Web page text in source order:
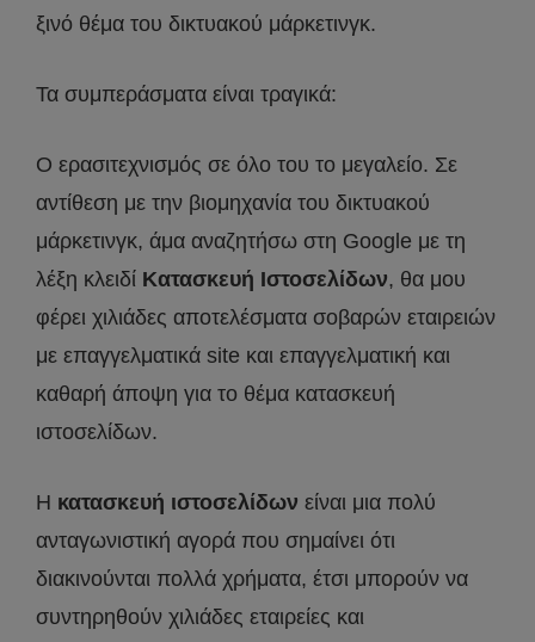
ξινό θέμα του δικτυακού μάρκετινγκ.
Τα συμπεράσματα είναι τραγικά:
Ο ερασιτεχνισμός σε όλο του το μεγαλείο. Σε
αντίθεση με την βιομηχανία του δικτυακού
μάρκετινγκ, άμα αναζητήσω στη Google με τη
λέξη κλειδί Κατασκευή Ιστοσελίδων, θα μου
φέρει χιλιάδες αποτελέσματα σοβαρών εταιρειών
με επαγγελματικά site και επαγγελματική και
καθαρή άποψη για το θέμα κατασκευή
ιστοσελίδων.
Η κατασκευή ιστοσελίδων είναι μια πολύ
ανταγωνιστική αγορά που σημαίνει ότι
διακινούνται πολλά χρήματα, έτσι μπορούν να
συντηρηθούν χιλιάδες εταιρείες και